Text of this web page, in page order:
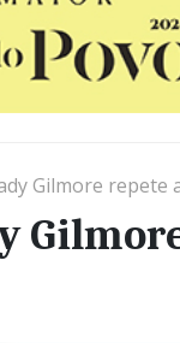
Gilmore repete